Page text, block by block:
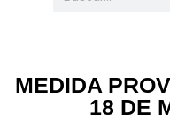
MEDIDA
18 DE